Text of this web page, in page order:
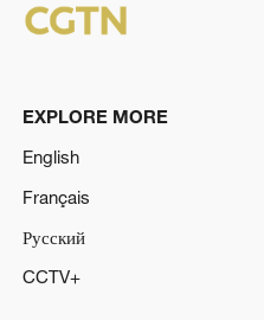
EXPLORE MORE
English
Français
Русский
CCTV+